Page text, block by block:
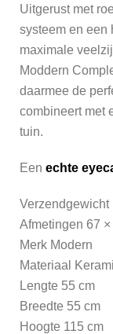
Uitgerust met
systeem en een
maximale
Moddern
daarmee de
combineert met
tuin.
Een echte
Verzendgewicht
Afmetingen 67
Merk Modern
Materiaal
Lengte 55 cm
Breedte 55 cm
Hoogte 115 cm